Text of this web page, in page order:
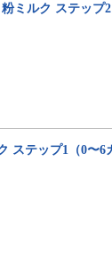
ミルク ステップ
ステップ1（0〜6